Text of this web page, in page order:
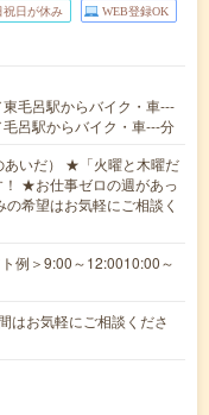
祝日が休み WEB登録OK
毛呂駅からバイク・車---
呂駅からバイク・車---分
あいだ） ★「火曜と木曜だ
★お仕事ゼロの週があっ
希望はお気軽にご相談く
例＞9:00～12:0010:00～
お気軽にご相談くださ